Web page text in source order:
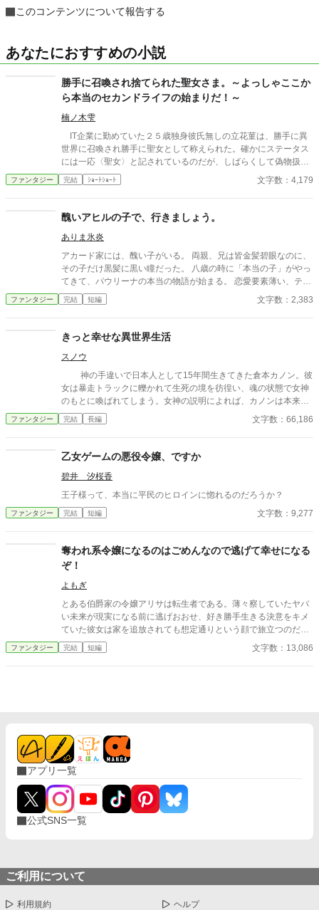
このコンテンツについて報告する
あなたにおすすめの小説
勝手に召喚され捨てられた聖女さま。～よっしゃここか
ら本当のセカンドライフの始まりだ！～
楠ノ木雫
IT企業に勤めていた２５歳独身彼氏無しの立花菫は、勝手に異
世界に召喚され勝手に聖女として称えられた。確かにステータス
には一応〈聖女〉と記されているのだが、しばらくして偽物扱い
され国を追放される。まぁ仕方ない、と森に移り住み神様の助け
の元セカンドライフを満喫するのだった。だが、彼女を追いだし
稿サイトにも掲載しています。
ファンタジー 完結 ｼｮｰﾄｼｮｰﾄ 文字数：4,179
醜いアヒルの子で、行きましょう。
ありま氷炎
アカード家には、醜い子がいる。 両親、兄は皆金髪碧眼なのに、
その子だけ黒髪に黒い瞳だった。 八歳の時に「本当の子」がやっ
てきて、パウリーナの本当の物語が始まる。 恋愛要素薄い、テン
プレは全くかすっておりません。 なんちゃってファンタジーか
も。
ファンタジー 完結 短編 文字数：2,383
きっと幸せな異世界生活
スノウ
神の手違いで日本人として15年間生きてきた倉本カノン。彼
女は暴走トラックに轢かれて生死の境を彷徨い、魂の状態で女神
のもとに喚ばれてしまう。女神の説明によれば、カノンは本来異
世界レメイアで生まれるはずの魂であり、転生神の手違いで魂が
入れ替わってしまっていたのだという。 そして、本来カノンと
り、カノンの事故とほぼ同時刻に真冬の川に転落して流され、仮
死状態になっているという。 時を同じくして肉体から魂が離れ
ようとしている２人の少女。２つの魂をあるべき器に戻せるたっ
た一度のチャンスを神は見逃さず、実行に移すべく動き出すのだ
は…？ 毎日12時頃に投稿します。 ───────────────
ファンタジー 完結 長編 文字数：66,186
乙女ゲームの悪役令嬢、ですか
碧井 汐桜香
王子様って、本当に平民のヒロインに惚れるのだろうか？
ファンタジー 完結 短編 文字数：9,277
奪われ系令嬢になるのはごめんなので逃げて幸せになる
ぞ！
よもぎ
とある伯爵家の令嬢アリサは転生者である。薄々察していたヤバ
い未来が現実になる前に逃げおおせ、好き勝手生きる決意をキメ
ていた彼女は家を追放されても想定通りという顔で旅立つのだっ
た。
ファンタジー 完結 短編 文字数：13,086
アプリ一覧
公式SNS一覧
ご利用について
利用規約 ヘルプ